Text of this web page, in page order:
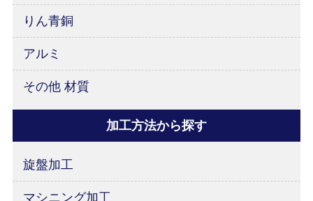
りん青銅
アルミ
その他 材質
加工方法から探す
旋盤加工
マシニング加工